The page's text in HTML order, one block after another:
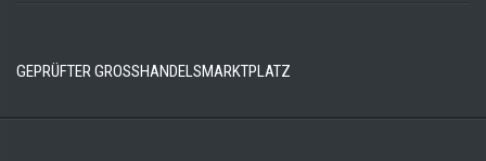
GEPRÜFTER GROSSHANDELSMARKTPLATZ